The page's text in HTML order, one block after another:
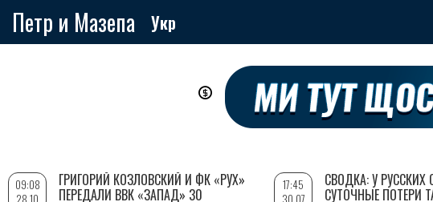
Петр и Мазепа Укр
09:08
28.10
ГРИГОРИЙ КОЗЛОВСКИЙ И ФК «РУХ»
ПЕРЕДАЛИ ВВК «ЗАПАД» 30
17:45
30.07
СВОДКА: У
СУТОЧНЫЕ ПОТЕРИ